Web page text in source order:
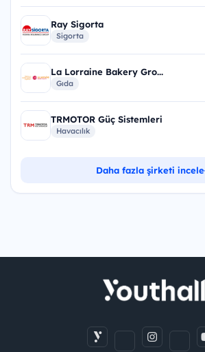
Ray Sigorta
Sigorta
La Lorraine Bakery Gro...
Gıda
TRMOTOR Güç Sistemleri
Havacılık
Daha fazla şirketi incele